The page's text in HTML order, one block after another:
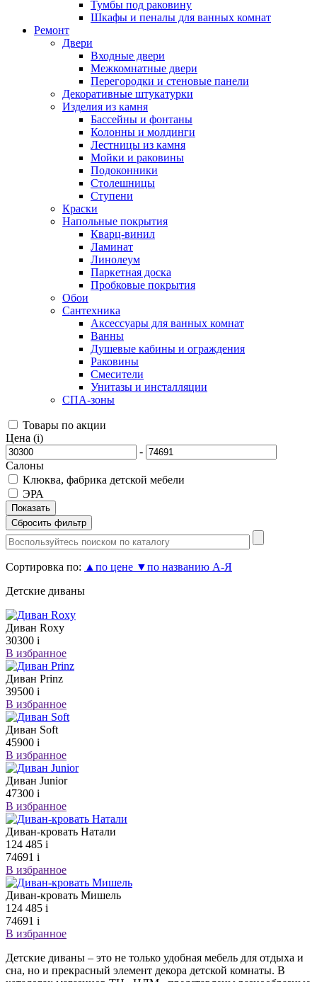
Тумбы под раковину
Шкафы и пеналы для ванных комнат
Ремонт
Двери
Входные двери
Межкомнатные двери
Перегородки и стеновые панели
Декоративные штукатурки
Изделия из камня
Бассейны и фонтаны
Колонны и молдинги
Лестницы из камня
Мойки и раковины
Подоконники
Столешницы
Ступени
Краски
Напольные покрытия
Кварц-винил
Ламинат
Линолеум
Паркетная доска
Пробковые покрытия
Обои
Сантехника
Аксессуары для ванных комнат
Ванны
Душевые кабины и ограждения
Раковины
Смесители
Унитазы и инсталляции
СПА-зоны
Товары по акции
Цена (i)
-
Салоны
Клюква, фабрика детской мебели
ЭРА
Сортировка по: ▲ по цене ▼по названию А-Я
Детские диваны
Диван Roxy
30300 i
В избранное
Диван Prinz
39500 i
В избранное
Диван Soft
45900 i
В избранное
Диван Junior
47300 i
В избранное
Диван-кровать Натали
124 485 i
74691 i
В избранное
Диван-кровать Мишель
124 485 i
74691 i
В избранное
Детские диваны – это не только удобная мебель для отдыха и
сна, но и прекрасный элемент декора детской комнаты. В